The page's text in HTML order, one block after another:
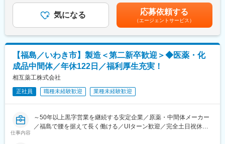
※20代～60代まで幅広い年代の社員が活躍しています。当社は全
員が中途入社者で構成されていますので、入社後も安心して就業
できます。
■入社後の流れ：
・入社後は1～2週間程度、先輩社員の営業活動に同行していただ
き、業務の流れや商品知識を学びながら、実務経験を積んでいた
だきます。
・実務に慣れた後は、少しずつ担当のお客様をお任せしていきま
変更の範囲：会社の定める業務
■入出庫業務のシステム処理
■GMP関連業務（SOP制定、改訂、逸脱処理等）
【働く環境】
■有給休暇取得率70％超
■平均残業時間20時間程／月（全社的に残業抑制に取り組んでい
ます）
■フレックス勤務可
■産休育休取得実績◎（男性育休も有）
【転居に関するサポート】
遠方で通勤が難しく、転居が発生する場合は下記手当などサポー
選考を通じて上下する可能性があります。月給(月額)は固定手当を
含めた表記です。
気になる 応募依頼する
（エージェントサービス）
【福島／いわき市】製造＜第二新卒歓迎＞◆医薬・化
成品中間体／年休122日／福利厚生充実！
相互薬工株式会社
正社員 職種未経験歓迎 業種未経験歓迎
仕事内容
～50年以上黒字営業を継続する安定企業／原薬・中間体メーカー
／福島で腰を据えて長く働ける／UIターン歓迎／完全土日祝休み